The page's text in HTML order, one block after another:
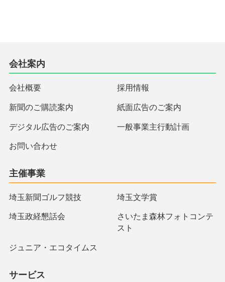
会社案内
会社概要 採用情報
新聞のご購読案内 紙面広告のご案内
デジタル広告のご案内 一般事業主行動計画
お問い合わせ
主催事業
埼玉新聞ゴルフ競技 埼玉文学賞
埼玉政経懇話会
さいたま森林フォトコンテ
スト
ジュニア・エコタイムス
サービス